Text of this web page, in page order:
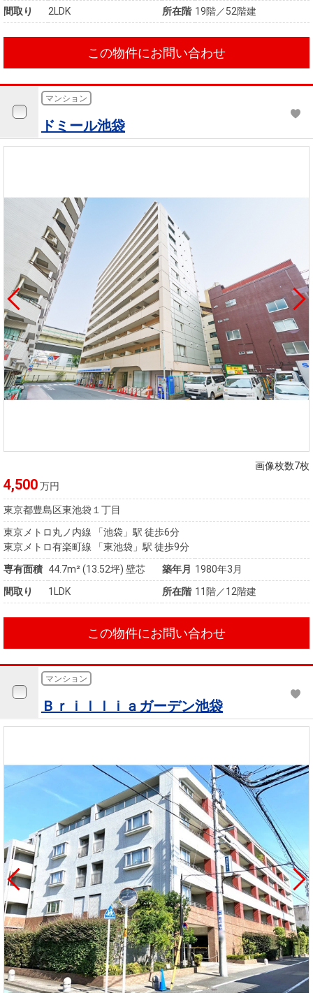
間取り
2LDK 所在階 19階／52階建
この物件にお問い合わせ
マンション
ドミール池袋
画像枚数7枚
4,500万円
東京都豊島区東池袋１丁目
東京メトロ丸ノ内線 「池袋」駅 徒歩6分
東京メトロ有楽町線 「東池袋」駅 徒歩9分
専有面積 44.7m²(13.52坪) 壁芯 築年月
1980年3月
間取り
1LDK 所在階 11階／12階建
この物件にお問い合わせ
マンション
Ｂｒｉｌｌｉａガーデン池袋